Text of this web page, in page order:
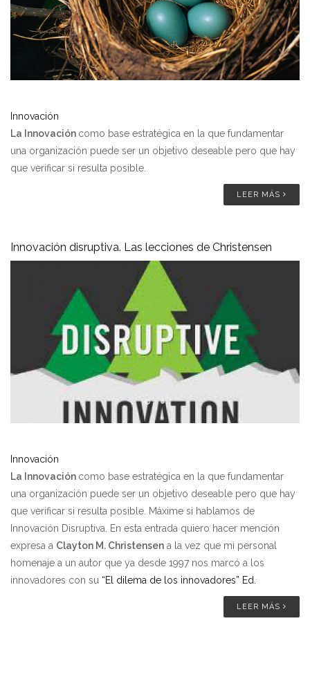
Innovación
La Innovación como base estratégica en la que fundamentar
una organización puede ser un objetivo deseable pero que hay
que verificar si resulta posible.
LEER MÁS
Innovación disruptiva. Las lecciones de Christensen
Innovación
La Innovación como base estratégica en la que fundamentar
una organización puede ser un objetivo deseable pero que hay
que verificar si resulta posible. Máxime si hablamos de
Innovación Disruptiva. En esta entrada quiero hacer mención
expresa a Clayton M. Christensen a la vez que mi personal
homenaje a un autor que ya desde 1997 nos marcó a los
innovadores con su “El dilema de los innovadores” Ed.
LEER MÁS